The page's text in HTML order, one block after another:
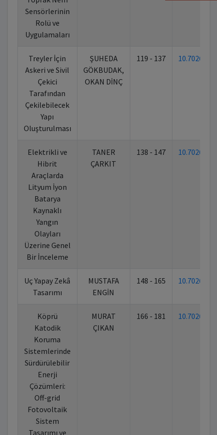
Sensörlerinin
Rolü ve
Uygulamaları
Treyler İçin
Askeri ve Sivil
Çekici
Tarafından
Çekilebilecek
Yapı
Oluşturulması
ŞUHEDA
GÖKBUDAK,
OKAN DİNÇ
119 - 137 10.70269/
Elektrikli ve
Hibrit
Araçlarda
Lityum İyon
Batarya
Kaynaklı
Yangın
Olayları
Üzerine Genel
Bir İnceleme
TANER
ÇARKIT
138 - 147 10.70269/
Uç Yapay Zekâ
Tasarımı
MUSTAFA
ENGİN
148 - 165 10.70269/
Köprü
Katodik
Koruma
Sistemlerinde
Sürdürülebilir
Enerji
Çözümleri:
Off-grid
Fotovoltaik
Sistem
Tasarımı ve
MURAT
ÇIKAN
166 - 181 10.70269/